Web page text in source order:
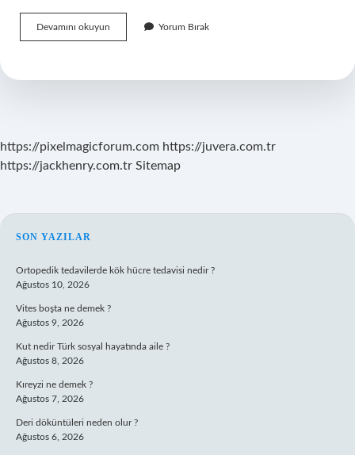
Devamını okuyun Bulanmadan
Donmadan
Hoş
Yorum Bırak
https://pixelmagicforum.com https://juvera.com.tr
https://jackhenry.com.tr Sitemap
SIDEBAR
SON YAZILAR
Ortopedik tedavilerde kök hücre tedavisi nedir ?
Ağustos 10, 2026
Vites boşta ne demek ?
Ağustos 9, 2026
Kut nedir Türk sosyal hayatında aile ?
Ağustos 8, 2026
Kıreyzi ne demek ?
Ağustos 7, 2026
Deri döküntüleri neden olur ?
Ağustos 6, 2026